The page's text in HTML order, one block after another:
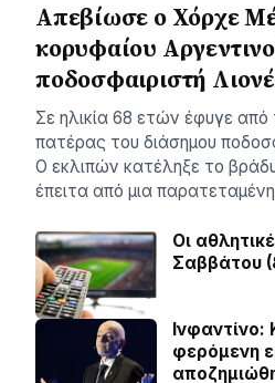
Απεβίωσε ο Χόρχε
κορυφαίου
ποδοσφαιριστή
Σε ηλικία 68 ετών έφυγε
πατέρας του διάσημου
Ο εκλιπών κατέληξε το
έπειτα από μια
Οι
Σαββάτου
Ινφαντίνο:
φερόμενη